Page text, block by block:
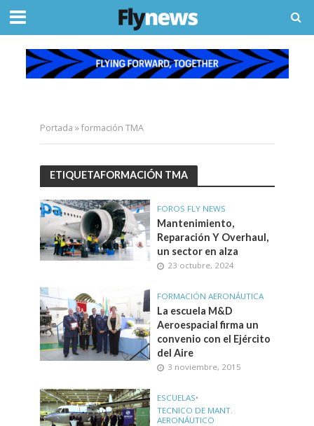
Portada »formación TMA
ETIQUETAFORMACIÓN TMA
FOROS FLY NEWS
Mantenimiento,
Reparación Y Overhaul,
un sector en alza
23 octubre, 2024
FORMACIÓN AERONÁUTICA
La escuela M&D
Aeroespacial firma un
convenio con el Ejército
del Aire
3 noviembre, 2015
ESCUELAS•
TECNICO DE MANT.
AERONÁUTICO